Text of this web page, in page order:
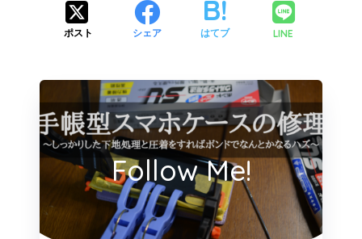
ポスト シェア はてブ LINE
Follow Me!